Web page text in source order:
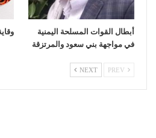
أبطال القوات المسلحة اليمنية
في مواجهة بني سعود والمرتزقة
NEXT